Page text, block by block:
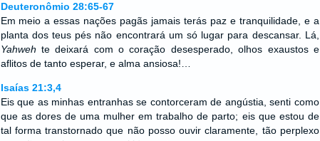
Deuteronômio 28:65-67
Em meio a essas nações pagãs jamais terás paz e tranquilidade, e a
planta dos teus pés não encontrará um só lugar para descansar. Lá,
Yahweh te deixará com o coração desesperado, olhos exaustos e
aflitos de tanto esperar, e alma ansiosa!…
Isaías 21:3,4
Eis que as minhas entranhas se contorceram de angústia, senti como
que as dores de uma mulher em trabalho de parto; eis que estou de
tal forma transtornado que não posso ouvir claramente, tão perplexo